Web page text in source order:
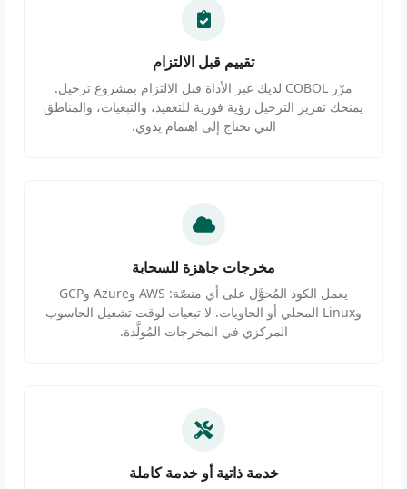
تقييم قبل الالتزام
مرّر COBOL لديك عبر الأداة قبل الالتزام بمشروع ترحيل.
يمنحك تقرير الترحيل رؤية فورية للتعقيد، والتبعيات، والمناطق
التي تحتاج إلى اهتمام يدوي.
مخرجات جاهزة للسحابة
يعمل الكود المُحوَّل على أي منصّة: AWS وAzure وGCP
وLinux المحلي أو الحاويات. لا تبعيات لوقت تشغيل الحاسوب
المركزي في المخرجات المُولَّدة.
خدمة ذاتية أو خدمة كاملة